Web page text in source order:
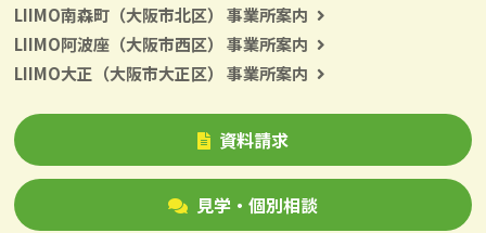
LIIMO南森町（大阪市北区） 事業所案内
LIIMO阿波座（大阪市西区） 事業所案内
LIIMO大正（大阪市大正区） 事業所案内
資料請求
見学・個別相談